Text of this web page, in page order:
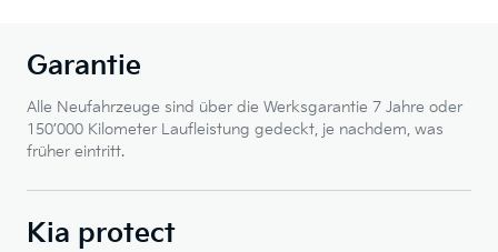
Garantie
Alle Neufahrzeuge sind über die Werksgarantie 7 Jahre oder
150’000 Kilometer Laufleistung gedeckt, je nachdem, was
früher eintritt.
Kia protect